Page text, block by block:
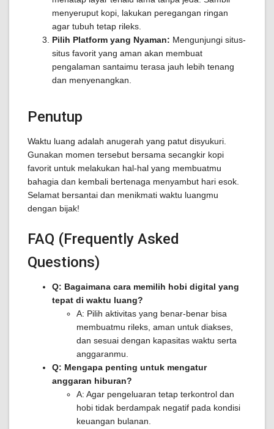
menyeruput kopi, lakukan peregangan ringan
agar tubuh tetap rileks.
Pilih Platform yang Nyaman: Mengunjungi situs-
situs favorit yang aman akan membuat
pengalaman santaimu terasa jauh lebih tenang
dan menyenangkan.
Penutup
Waktu luang adalah anugerah yang patut disyukuri.
Gunakan momen tersebut bersama secangkir kopi
favorit untuk melakukan hal-hal yang membuatmu
bahagia dan kembali bertenaga menyambut hari esok.
Selamat bersantai dan menikmati waktu luangmu
dengan bijak!
FAQ (Frequently Asked
Questions)
Q: Bagaimana cara memilih hobi digital yang
tepat di waktu luang?
A: Pilih aktivitas yang benar-benar bisa
membuatmu rileks, aman untuk diakses,
dan sesuai dengan kapasitas waktu serta
anggaranmu.
Q: Mengapa penting untuk mengatur
anggaran hiburan?
A: Agar pengeluaran tetap terkontrol dan
hobi tidak berdampak negatif pada kondisi
keuangan bulanan.